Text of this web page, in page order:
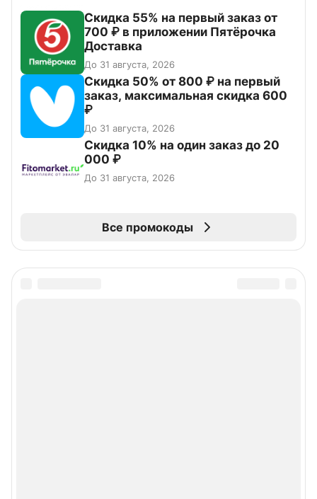
Скидка 55% на первый заказ от
700 ₽ в приложении Пятёрочка
Доставка
До 31 августа, 2026
Скидка 50% от 800 ₽ на первый
заказ, максимальная скидка 600
₽
До 31 августа, 2026
Скидка 10% на один заказ до 20
000 ₽
До 31 августа, 2026
Все промокоды